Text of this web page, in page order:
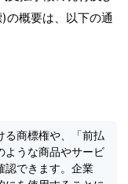
の概要は、以下の通
る商標権や、「前払
ような商品やサービ
認できます。企業